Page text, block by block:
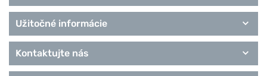
Užitočné informácie
Kontaktujte nás